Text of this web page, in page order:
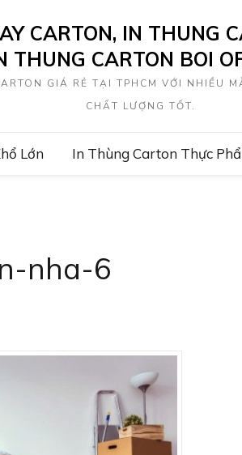
CARTON, IN THUNG
THUNG CARTON BOI
GIÁ RẺ TẠI TPHCM VỚI NHIỀU
CHẤT LƯỢNG TỐT.
Lớn In Thùng Carton Thực
nha-6